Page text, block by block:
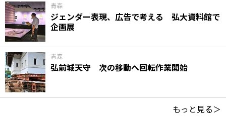
青森
ジェンダー表現、広告で考える 弘大資料館で
企画展
青森
弘前城天守 次の移動へ回転作業開始
もっと見る＞